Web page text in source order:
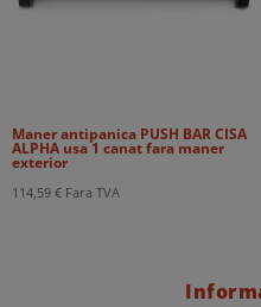
Maner antipanica PUSH BAR CISA
ALPHA usa 1 canat fara maner
exterior
114,59 € Fara TVA